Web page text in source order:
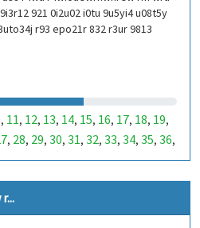
921 0i2u02 i0tu 9u5yi4 u08t5y
r93 epo21r 832 r3ur 9813
, 11, 12, 13, 14, 15, 16, 17, 18, 19,
, 28, 29, 30, 31, 32, 33, 34, 35, 36,
,45,46,47,48,49,50,51,52,53,
,105,106,107,108,109,110,
,
,129,130,131,132,133,134,